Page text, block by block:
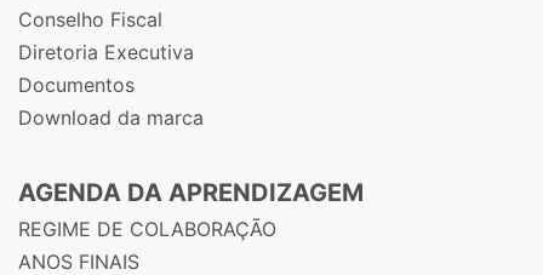
Conselho Fiscal
Diretoria Executiva
Documentos
Download da marca
AGENDA DA APRENDIZAGEM
REGIME DE COLABORAÇÃO
ANOS FINAIS